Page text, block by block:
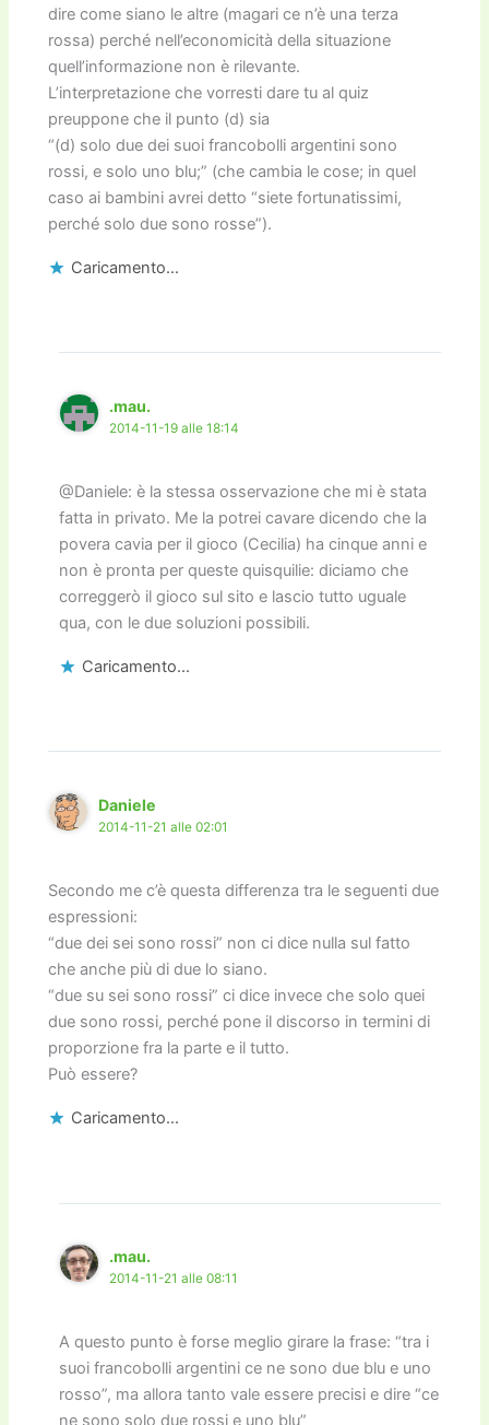
dire come siano le altre (magari ce n’è una terza
rossa) perché nell’economicità della situazione
quell’informazione non è rilevante.
L’interpretazione che vorresti dare tu al quiz
preuppone che il punto (d) sia
“(d) solo due dei suoi francobolli argentini sono
rossi, e solo uno blu;” (che cambia le cose; in quel
caso ai bambini avrei detto “siete fortunatissimi,
perché solo due sono rosse”).
Caricamento...
.mau.
2014-11-19 alle 18:14
@Daniele: è la stessa osservazione che mi è stata
fatta in privato. Me la potrei cavare dicendo che la
povera cavia per il gioco (Cecilia) ha cinque anni e
non è pronta per queste quisquilie: diciamo che
correggerò il gioco sul sito e lascio tutto uguale
qua, con le due soluzioni possibili.
Caricamento...
Daniele
2014-11-21 alle 02:01
Secondo me c’è questa differenza tra le seguenti due
espressioni:
“due dei sei sono rossi” non ci dice nulla sul fatto
che anche più di due lo siano.
“due su sei sono rossi” ci dice invece che solo quei
due sono rossi, perché pone il discorso in termini di
proporzione fra la parte e il tutto.
Può essere?
Caricamento...
.mau.
2014-11-21 alle 08:11
A questo punto è forse meglio girare la frase: “tra i
suoi francobolli argentini ce ne sono due blu e uno
rosso”, ma allora tanto vale essere precisi e dire “ce
ne sono solo due rossi e uno blu”